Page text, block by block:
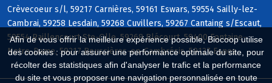
Afin de vous offrir la meilleure expérience possible, Biocoop utilise
des cookies : pour assurer une performance optimale du site, pour
récolter des statistiques afin d'analyser le trafic et la performance
du site et vous proposer une navigation personnalisée en toute
Crèvecoeur s/l, 59217 Carnières, 59161 Eswars, 59554 Sailly-lez-
Cambrai, 59258 Lesdain, 59268 Cuvillers, 59267 Cantaing s/Escaut,
59554 Raillencourt-Ste-Olle, 59268 Blécourt, 59400 Fontaine-
Notre-Dame, 59217 Boussières-en-Cambrésis, 59127 Esnes